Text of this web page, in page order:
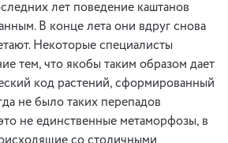
лет поведение каштанов
В конце лета они вдруг снова
Некоторые специалисты
тем, что якобы таким образом дает
код растений, сформированный
не было таких перепадов
не единственные метаморфозы, в